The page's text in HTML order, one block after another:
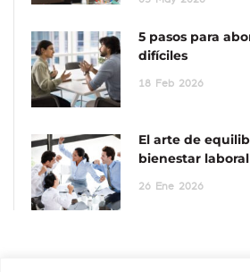
5 pasos para
difíciles
18 Feb 2026
El arte de
bienestar laboral
26 Ene 2026